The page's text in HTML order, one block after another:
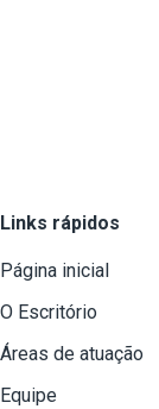
Links rápidos
Página inicial
O Escritório
Áreas de atuação
Equipe